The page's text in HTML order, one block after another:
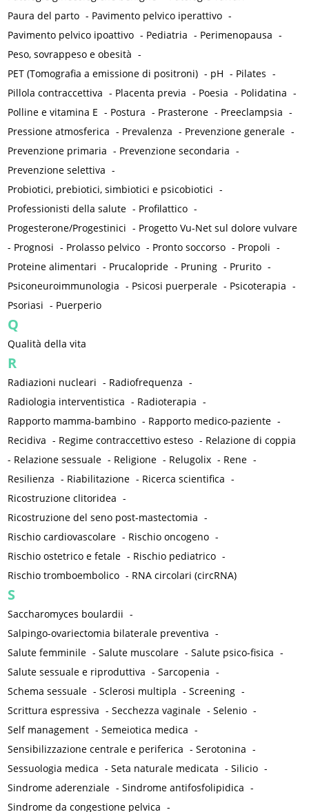
Paura del parto - Pavimento pelvico iperattivo -
Pavimento pelvico ipoattivo - Pediatria - Perimenopausa -
Peso, sovrappeso e obesità -
PET (Tomografia a emissione di positroni) - pH - Pilates -
Pillola contraccettiva - Placenta previa - Poesia - Polidatina -
Polline e vitamina E - Postura - Prasterone - Preeclampsia -
Pressione atmosferica - Prevalenza - Prevenzione generale -
Prevenzione primaria - Prevenzione secondaria -
Prevenzione selettiva -
Probiotici, prebiotici, simbiotici e psicobiotici -
Professionisti della salute - Profilattico -
Progesterone/Progestinici - Progetto Vu-Net sul dolore vulvare
- Prognosi - Prolasso pelvico - Pronto soccorso - Propoli -
Proteine alimentari - Prucalopride - Pruning - Prurito -
Psiconeuroimmunologia - Psicosi puerperale - Psicoterapia -
Psoriasi - Puerperio
Q
Qualità della vita
R
Radiazioni nucleari - Radiofrequenza -
Radiologia interventistica - Radioterapia -
Rapporto mamma-bambino - Rapporto medico-paziente -
Recidiva - Regime contraccettivo esteso - Relazione di coppia
- Relazione sessuale - Religione - Relugolix - Rene -
Resilienza - Riabilitazione - Ricerca scientifica -
Ricostruzione clitoridea -
Ricostruzione del seno post-mastectomia -
Rischio cardiovascolare - Rischio oncogeno -
Rischio ostetrico e fetale - Rischio pediatrico -
Rischio tromboembolico - RNA circolari (circRNA)
S
Saccharomyces boulardii -
Salpingo-ovariectomia bilaterale preventiva -
Salute femminile -Salute muscolare -Salute psico-fisica -
Salute sessuale e riproduttiva -Sarcopenia -
Schema sessuale -Sclerosi multipla -Screening -
Scrittura espressiva -Secchezza vaginale -Selenio -
Self management -Semeiotica medica -
Sensibilizzazione centrale e periferica -Serotonina -
Sessuologia medica -Seta naturale medicata -Silicio -
Sindrome aderenziale -Sindrome antifosfolipidica -
Sindrome da congestione pelvica -